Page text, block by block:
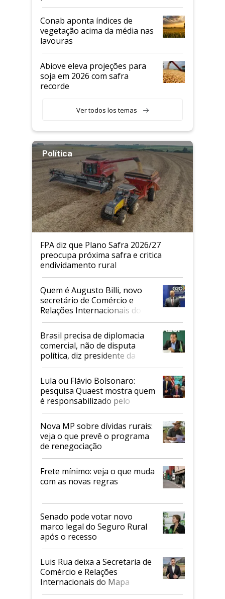
Conab aponta índices de
vegetação acima da média nas
lavouras
Abiove eleva projeções para
soja em 2026 com safra
recorde
Ver todos los temas
Política
FPA diz que Plano Safra 2026/27
preocupa próxima safra e critica
endividamento rural
Quem é Augusto Billi, novo
secretário de Comércio e
Relações Internacionais do
Mapa
Brasil precisa de diplomacia
comercial, não de disputa
política, diz presidente da
Faesp
Lula ou Flávio Bolsonaro:
pesquisa Quaest mostra quem
é responsabilizado pelo
tarifaço dos EUA
Nova MP sobre dívidas rurais:
veja o que prevê o programa
de renegociação
Frete mínimo: veja o que muda
com as novas regras
Senado pode votar novo
marco legal do Seguro Rural
após o recesso
Luis Rua deixa a Secretaria de
Comércio e Relações
Internacionais do Mapa